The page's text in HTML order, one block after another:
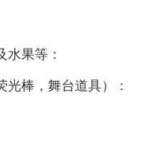
水果等：
光棒，舞台道具）：